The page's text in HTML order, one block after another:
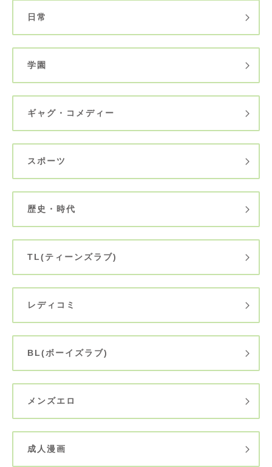
日常
学園
ギャグ・コメディー
スポーツ
歴史・時代
TL(ティーンズラブ)
レディコミ
BL(ボーイズラブ)
メンズエロ
成人漫画